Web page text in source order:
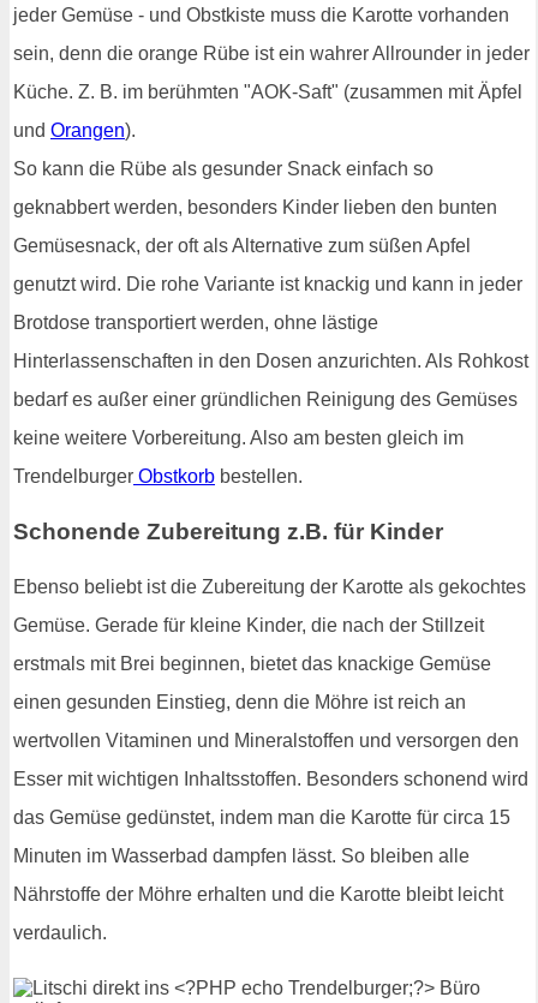
jeder Gemüse - und Obstkiste muss die Karotte vorhanden
sein, denn die orange Rübe ist ein wahrer Allrounder in jeder
Küche. Z. B. im berühmten "AOK-Saft" (zusammen mit Äpfel
und Orangen).
So kann die Rübe als gesunder Snack einfach so
geknabbert werden, besonders Kinder lieben den bunten
Gemüsesnack, der oft als Alternative zum süßen Apfel
genutzt wird. Die rohe Variante ist knackig und kann in jeder
Brotdose transportiert werden, ohne lästige
Hinterlassenschaften in den Dosen anzurichten. Als Rohkost
bedarf es außer einer gründlichen Reinigung des Gemüses
keine weitere Vorbereitung. Also am besten gleich im
Trendelburger Obstkorb bestellen.
Schonende Zubereitung z.B. für Kinder
Ebenso beliebt ist die Zubereitung der Karotte als gekochtes
Gemüse. Gerade für kleine Kinder, die nach der Stillzeit
erstmals mit Brei beginnen, bietet das knackige Gemüse
einen gesunden Einstieg, denn die Möhre ist reich an
wertvollen Vitaminen und Mineralstoffen und versorgen den
Esser mit wichtigen Inhaltsstoffen. Besonders schonend wird
das Gemüse gedünstet, indem man die Karotte für circa 15
Minuten im Wasserbad dampfen lässt. So bleiben alle
Nährstoffe der Möhre erhalten und die Karotte bleibt leicht
verdaulich.